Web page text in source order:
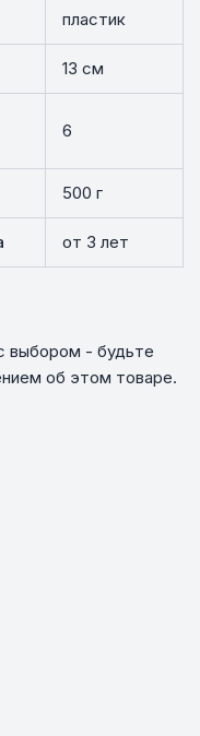
пластик
13 см
6
500 г
от 3 лет
выбором - будьте
об этом товаре.